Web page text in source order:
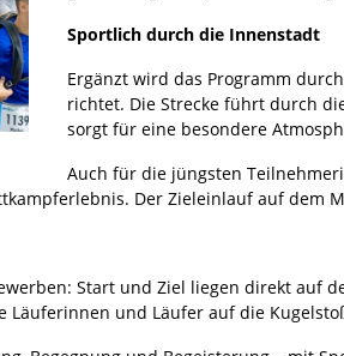
Sportlich durch die Innenstadt
Ergänzt wird das Programm
richtet. Die Strecke führt durch
sorgt für eine besondere
Auch für die jüngsten
Der Zieleinlauf auf dem
Start und Ziel liegen direkt
Läuferinnen und Läufer auf die